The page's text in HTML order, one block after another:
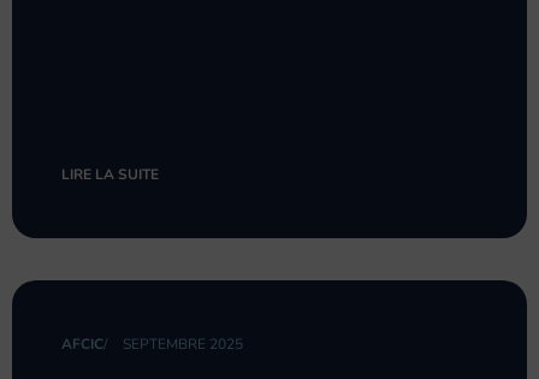
LIRE LA SUITE
AFCIC/ SEPTEMBRE 2025